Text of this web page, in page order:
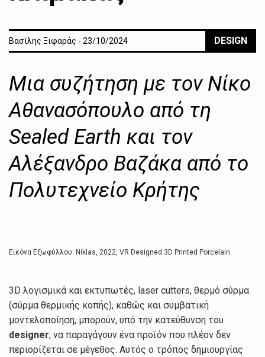
Βασίλης Ξιφαράς - 23/10/2024 DESIGN
Μια συζήτηση με τον Νίκο
Αθανασόπουλο από τη
Sealed Earth και τον
Αλέξανδρο Βαζάκα από το
Πολυτεχνείο Κρήτης
Εικόνα Εξωφύλλου: Niklas, 2022, VR Designed 3D Printed Porcelain
3D λογισμικά και εκτυπωτές, laser cutters, θερμό σύρμα
(σύρμα θερμικής κοπής), καθώς και συμβατική
μοντελοποίηση, μπορούν, υπό την κατεύθυνση του
designer, να παραγάγουν ένα προϊόν που πλέον δεν
περιορίζεται σε μέγεθος. Αυτός ο τρόπος δημιουργίας